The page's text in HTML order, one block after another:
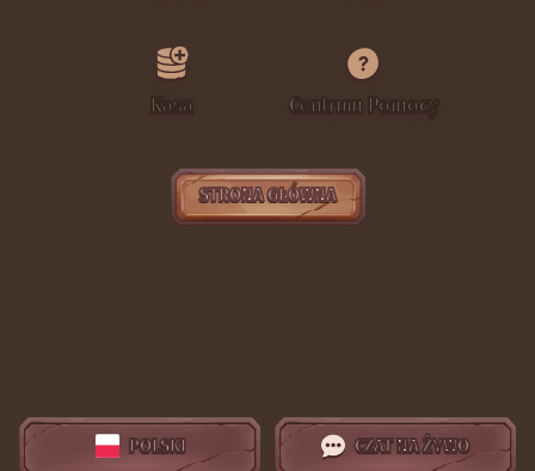
Kasa Centrum Pomocy
STRONA GŁÓWNA
POLSKI CZAT NA ŻYWO